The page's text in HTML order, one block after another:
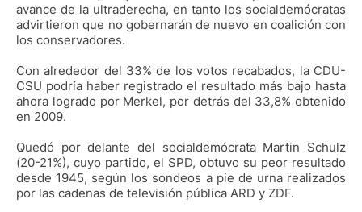
avance de la ultraderecha, en tanto los socialdemócratas
advirtieron que no gobernarán de nuevo en coalición con
los conservadores.
Con alrededor del 33% de los votos recabados, la CDU-
CSU podría haber registrado el resultado más bajo hasta
ahora logrado por Merkel, por detrás del 33,8% obtenido
en 2009.
Quedó por delante del socialdemócrata Martin Schulz
(20-21%), cuyo partido, el SPD, obtuvo su peor resultado
desde 1945, según los sondeos a pie de urna realizados
por las cadenas de televisión pública ARD y ZDF.